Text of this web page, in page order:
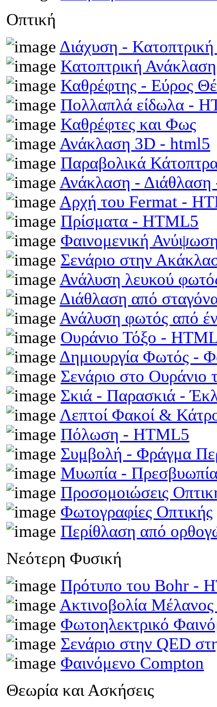
Οπτική
Διάχυση -
Κατοπτρική
Καθρέφτης - Εύρος
Πολλαπλά είδωλα -
Καθρέφτες και Φως
Ανάκλαση 3D - html5
Παραβολικά
Ανάκλαση -
Αρχή του Fermat -
Πρίσματα - HTML5
Φαινομενική
Σενάριο στην
Ανάλυση λευκού
Διάθλαση από
Ανάλυση φωτός από
Ουράνιο Τόξο -
Δημιουργία Φωτός -
Σενάριο στο Ουράνιο
Σκιά - Παρασκιά -
Λεπτοί Φακοί &
Πόλωση - HTML5
Συμβολή - Φράγμα
Μυωπία -
Προσομοιώσεις
Φωτογραφίες Οπτικής
Περίθλαση από
Νεότερη Φυσική
Πρότυπο του Bohr -
Ακτινοβολία
Φωτοηλεκτρικό
Σενάριο στην QED
Φαινόμενο Compton
Θεωρία και Ασκήσεις